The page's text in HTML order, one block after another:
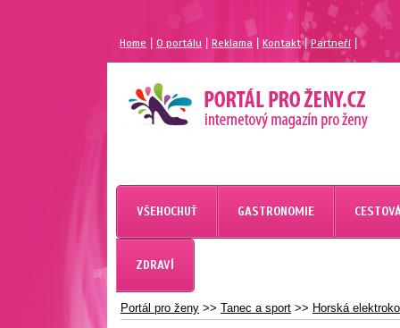
Home |O portálu Reklama Kontakt| Partneří
MAGAZÍN PRO ŽENY
PORTÁL PRO ŽENY.CZ
VŠEHOCHUŤ GASTRONOMIE
ZDRAVÍ
Portál pro ženy >> Tanec a sport >> Horská